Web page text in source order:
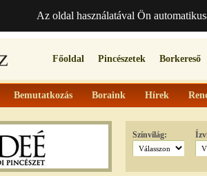
Az oldal használatával Ön
Főoldal Pincészetek Borkereső
Bemutatkozás Boraink Hírek
Színvilág: